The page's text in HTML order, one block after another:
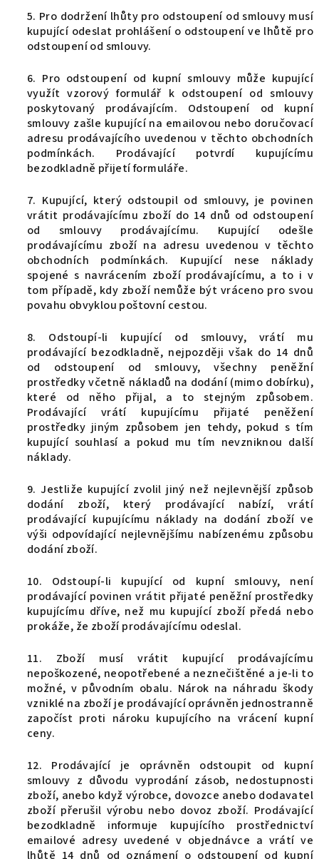
5. Pro dodržení lhůty pro odstoupení od smlouvy musí
kupující odeslat prohlášení o odstoupení ve lhůtě pro
odstoupení od smlouvy.
6. Pro odstoupení od kupní smlouvy může kupující
využít vzorový formulář k odstoupení od smlouvy
poskytovaný prodávajícím. Odstoupení od kupní
smlouvy zašle kupující na emailovou nebo doručovací
adresu prodávajícího uvedenou v těchto obchodních
podmínkách. Prodávající potvrdí kupujícímu
bezodkladně přijetí formuláře.
7. Kupující, který odstoupil od smlouvy, je povinen
vrátit prodávajícímu zboží do 14 dnů od odstoupení
od smlouvy prodávajícímu. Kupující odešle
prodávajícímu zboží na adresu uvedenou v těchto
obchodních podmínkách. Kupující nese náklady
spojené s navrácením zboží prodávajícímu, a to i v
tom případě, kdy zboží nemůže být vráceno pro svou
povahu obvyklou poštovní cestou.
8. Odstoupí-li kupující od smlouvy, vrátí mu
prodávající bezodkladně, nejpozději však do 14 dnů
od odstoupení od smlouvy,všechny peněžní
prostředky včetně nákladů na dodání (mimo dobírku),
které od něho přijal, a to stejným způsobem.
Prodávající vrátí kupujícímu přijaté peněžení
prostředky jiným způsobem jen tehdy, pokud s tím
kupující souhlasí a pokud mu tím nevzniknou další
náklady.
9. Jestliže kupující zvolil jiný než nejlevnější způsob
dodání zboží, který prodávající nabízí, vrátí
prodávající kupujícímu náklady na dodání zboží ve
výši odpovídající nejlevnějšímu nabízenému způsobu
dodání zboží.
10. Odstoupí-li kupující od kupní smlouvy, není
prodávající povinen vrátit přijaté peněžní prostředky
kupujícímu dříve, než mu kupující zboží předá nebo
prokáže, že zboží prodávajícímu odeslal.
11. Zboží musí vrátit kupující prodávajícímu
nepoškozené, neopotřebené a neznečištěné a je-li to
možné, v původním obalu. Nárok na náhradu škody
vzniklé na zboží je prodávající oprávněn jednostranně
započíst proti nároku kupujícího na vrácení kupní
ceny.
12. Prodávající je oprávněn odstoupit od kupní
smlouvy z důvodu vyprodání zásob, nedostupnosti
zboží, anebo když výrobce, dovozce anebo dodavatel
zboží přerušil výrobu nebo dovoz zboží. Prodávající
bezodkladně informuje kupujícího prostřednictví
emailové adresy uvedené v objednávce a vrátí ve
lhůtě 14 dnů od oznámení o odstoupení od kupní